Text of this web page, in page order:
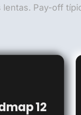
Pay-off
12